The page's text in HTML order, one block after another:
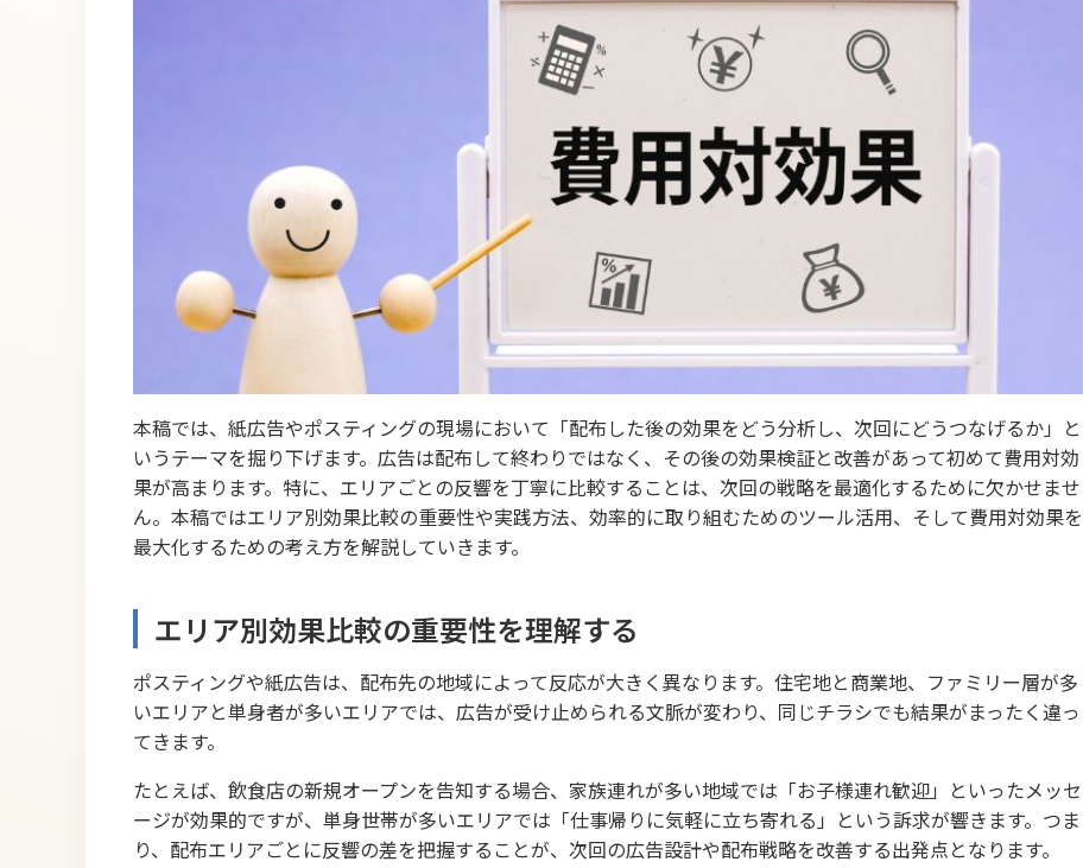
本稿では、紙広告やポスティングの現場において「配布した後の効果をどう分析し、次回にどうつなげるか」と
いうテーマを掘り下げます。広告は配布して終わりではなく、その後の効果検証と改善があって初めて費用対効
果が高まります。特に、エリアごとの反響を丁寧に比較することは、次回の戦略を最適化するために欠かせませ
ん。本稿ではエリア別効果比較の重要性や実践方法、効率的に取り組むためのツール活用、そして費用対効果を
最大化するための考え方を解説していきます。
エリア別効果比較の重要性を理解する
ポスティングや紙広告は、配布先の地域によって反応が大きく異なります。住宅地と商業地、ファミリー層が多
いエリアと単身者が多いエリアでは、広告が受け止められる文脈が変わり、同じチラシでも結果がまったく違っ
てきます。
たとえば、飲食店の新規オープンを告知する場合、家族連れが多い地域では「お子様連れ歓迎」といったメッセ
ージが効果的ですが、単身世帯が多いエリアでは「仕事帰りに気軽に立ち寄れる」という訴求が響きます。つま
り、配布エリアごとに反響の差を把握することが、次回の広告設計や配布戦略を改善する出発点となります。